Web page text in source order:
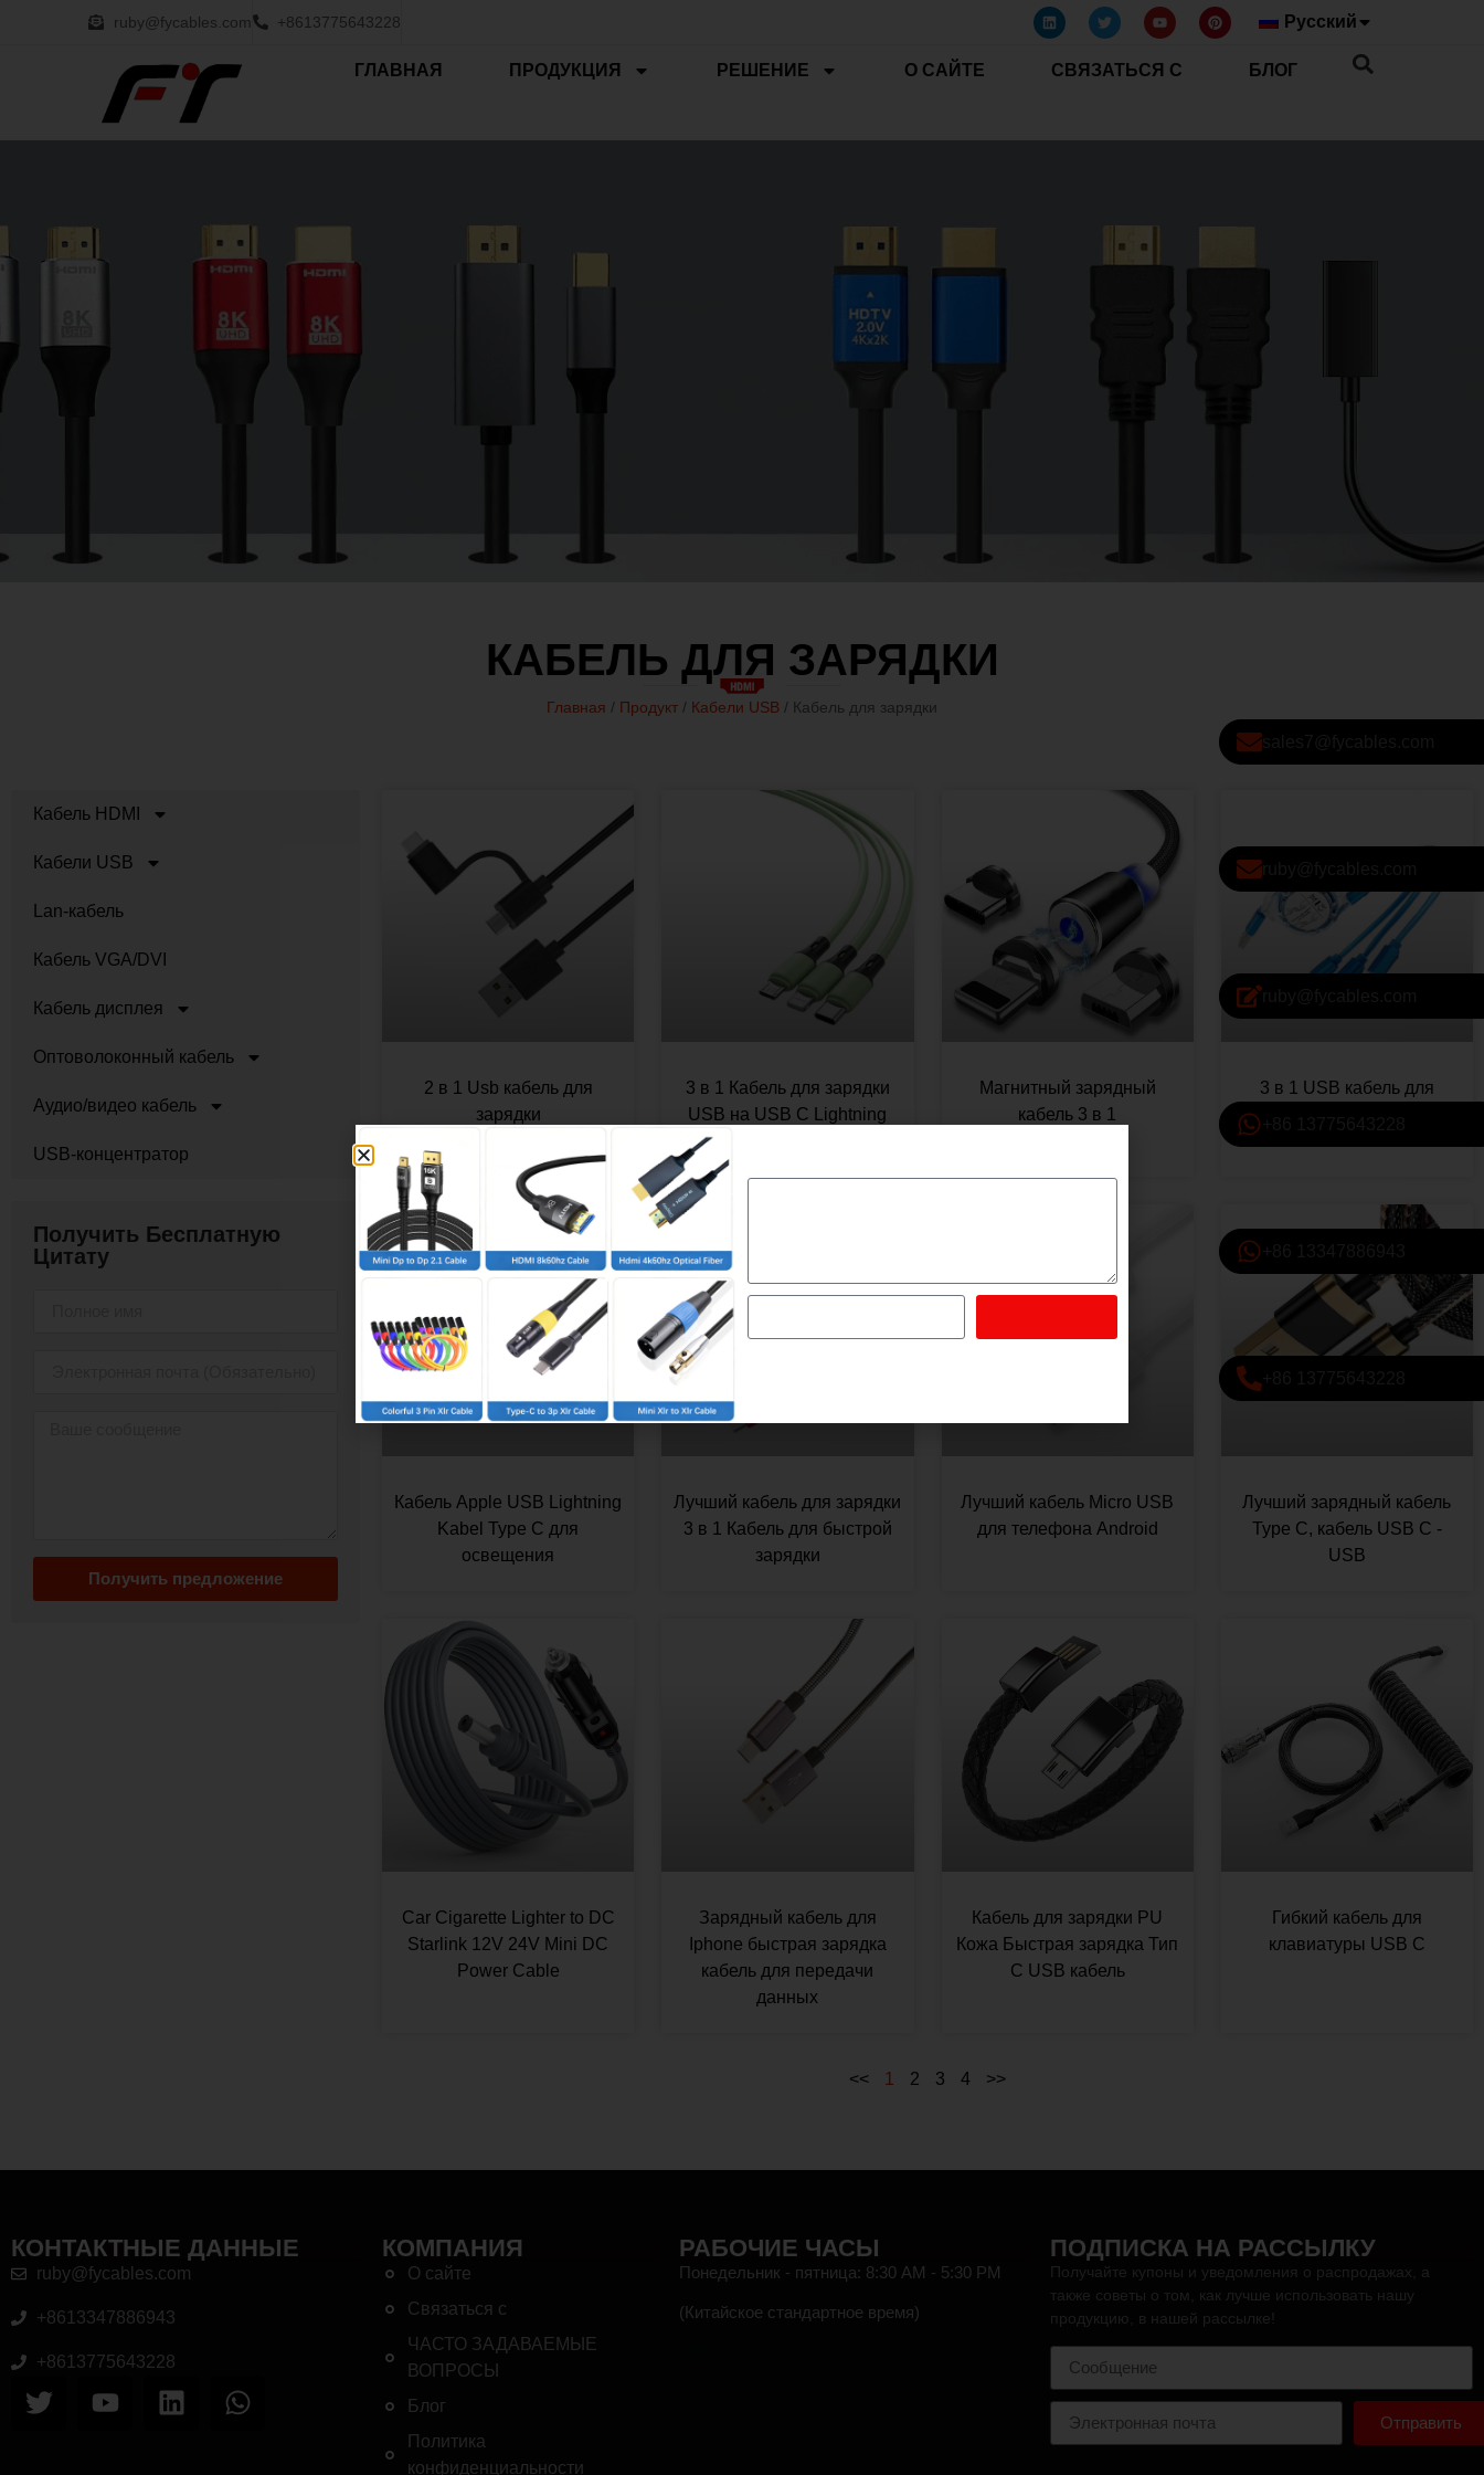
ruby@fycables.com +8613775643228 Русский
ГЛАВНАЯ ПРОДУКЦИЯ РЕШЕНИЕ О САЙТЕ СВЯЗАТЬСЯ С БЛОГ
КАБЕЛЬ ДЛЯ ЗАРЯДКИ
Главная / Продукт / Кабели USB / Кабель для зарядки
Кабель HDMI
Кабели USB
Lan-кабель
Кабель VGA/DVI
Кабель дисплея
Оптоволоконный кабель
Аудио/видео кабель
USB-концентратор
Получить Бесплатную
Цитату
Получить предложение
2 в 1 Usb кабель для
зарядки
3 в 1 Кабель для зарядки
USB на USB C Lightning
Магнитный зарядный
кабель 3 в 1
3 в 1 USB кабель для
Кабель Apple USB Lightning
Kabel Type C для
освещения
Лучший кабель для зарядки
3 в 1 Кабель для быстрой
зарядки
Лучший кабель Micro USB
для телефона Android
Лучший зарядный кабель
Type C, кабель USB C -
USB
Car Cigarette Lighter to DC
Starlink 12V 24V Mini DC
Power Cable
Зарядный кабель для
Iphone быстрая зарядка
кабель для передачи
данных
Кабель для зарядки PU
Кожа Быстрая зарядка Тип
C USB кабель
Гибкий кабель для
клавиатуры USB C
<< 1 2 3 4 >>
КОНТАКТНЫЕ ДАННЫЕ
ruby@fycables.com
+8613347886943
+8613775643228
КОМПАНИЯ
О сайте
Связаться с
ЧАСТО ЗАДАВАЕМЫЕ
ВОПРОСЫ
Блог
Политика
конфиденциальности
ПОДПИСКА НА РАССЫЛКУ
Получайте купоны и уведомления о распродажах, а
также советы о том, как лучше использовать нашу
продукцию, в нашей рассылке!
Отправить
РАБОЧИЕ ЧАСЫ
Понедельник - пятница: 8:30 AM - 5:30 PM
(Китайское стандартное время)